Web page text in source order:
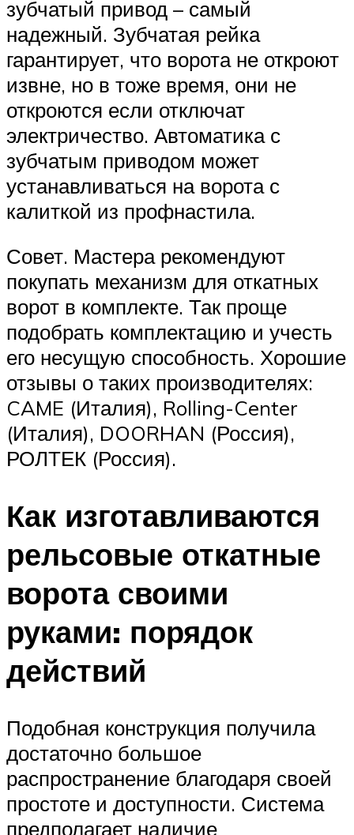
зубчатый привод – самый
надежный. Зубчатая рейка
гарантирует, что ворота не откроют
извне, но в тоже время, они не
откроются если отключат
электричество. Автоматика с
зубчатым приводом может
устанавливаться на ворота с
калиткой из профнастила.
Совет. Мастера рекомендуют
покупать механизм для откатных
ворот в комплекте. Так проще
подобрать комплектацию и учесть
его несущую способность. Хорошие
отзывы о таких производителях:
CAME (Италия), Rolling-Center
(Италия), DOORHAN (Россия),
РОЛТЕК (Россия).
Как изготавливаются
рельсовые откатные
ворота своими
руками: порядок
действий
Подобная конструкция получила
достаточно большое
распространение благодаря своей
простоте и доступности. Система
предполагает наличие